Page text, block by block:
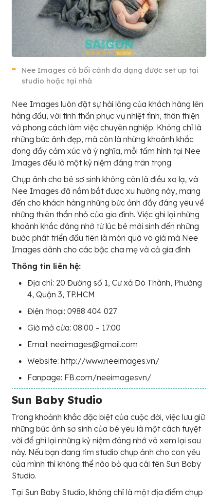
Nee Images có bối cảnh đa dạng được set up tại
studio hoặc tại nhà
Nee Images luôn đặt sự hài lòng của khách hàng lên
hàng đầu, với tinh thần phục vụ nhiệt tình, thân thiện
và phong cách làm việc chuyên nghiệp. Không chỉ là
những bức ảnh đẹp, mà còn là những khoảnh khắc
đong đầy cảm xúc và ý nghĩa, mỗi tấm hình tại Nee
Images đều là một kỷ niệm đáng trân trọng.
Chụp ảnh cho bé sơ sinh không còn là điều xa lạ, và
Nee Images đã nắm bắt được xu hướng này, mang
đến cho khách hàng những bức ảnh đầy đáng yêu về
những thiên thần nhỏ của gia đình. Việc ghi lại những
khoảnh khắc đáng nhớ từ lúc bé mới sinh đến những
bước phát triển đầu tiên là món quà vô giá mà Nee
Images dành cho các bậc cha mẹ và cả gia đình.
Thông tin liên hệ:
Địa chỉ: 20 Đường số 1, Cư xá Đô Thành, Phường
4, Quận 3, TP.HCM
Điện thoại: 0988 404 027
Giờ mở cửa: 08:00 – 17:00
Email: neeimages@gmail.com
Website: http://www.neeimages.vn/
Fanpage: FB.com/neeimagesvn/
Sun Baby Studio
Trong khoảnh khắc đặc biệt của cuộc đời, việc lưu giữ
những bức ảnh sơ sinh của bé yêu là một cách tuyệt
vời để ghi lại những kỷ niệm đáng nhớ và xem lại sau
này. Nếu bạn đang tìm studio chụp ảnh cho con yêu
của mình thì không thể nào bỏ qua cái tên Sun Baby
Studio.
Tại Sun Baby Studio, không chỉ là một địa điểm chụp